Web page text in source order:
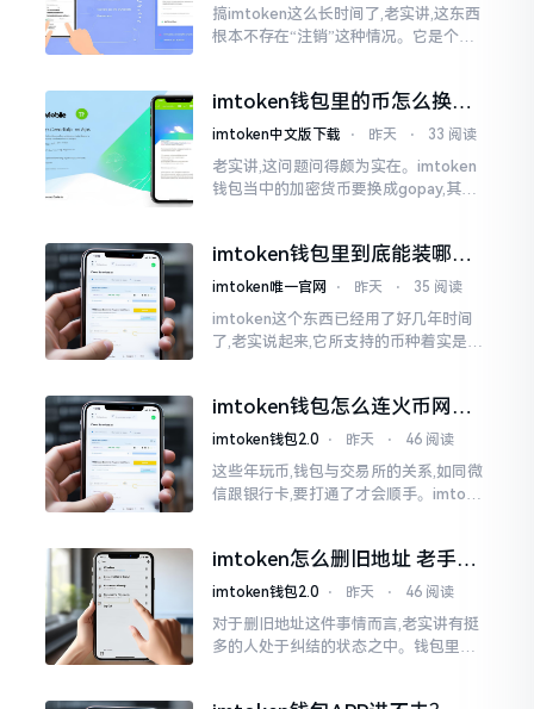
搞imtoken这么长时间了,老实讲,这东西
根本不存在“注销”这种情况。它是个去
件。你想要注销?
imtoken钱包里的币怎么换成
gopay？老哥手把手教你
imtoken中文版下载 ⋅ 昨天 ⋅ 33 阅读
老实讲,这问题问得颇为实在。imtoken
钱包当中的加密货币要换成gopay,其间
imtoken钱包里到底能装哪些
币？一文讲清楚
imtoken唯一官网 ⋅ 昨天 ⋅ 35 阅读
imtoken这个东西已经用了好几年时间
了,老实说起来,它所支持的币种着实是非
到各种币种布满屏幕后
imtoken钱包怎么连火币网？
老玩家手把手教你
imtoken钱包2.0 ⋅ 昨天 ⋅ 46 阅读
这些年玩币,钱包与交易所的关系,如同微
信跟银行卡,要打通了才会顺手。imtoke
钱包
imtoken怎么删旧地址 老手教
你清理钱包
imtoken钱包2.0 ⋅ 昨天 ⋅ 46 阅读
对于删旧地址这件事情而言,老实讲有挺
多的人处于纠结的状态之中。钱包里面